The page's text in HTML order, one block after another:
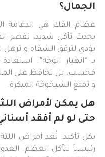
الجمال؟
عظام الفك هي الدعامة
يحدث تآكل شديد، تقصر
يؤدي لترقق الشفاه و ترهل
بـ “انهيار الوجه”.
فحسب، بل تحافظ على
و تمنع الشيخوخة المبكرة.
هل يمكن لأمراض
حتى لو لم أفقد
رئيسياً لتآكل العظم.